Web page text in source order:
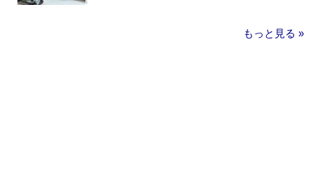
もっと見る »